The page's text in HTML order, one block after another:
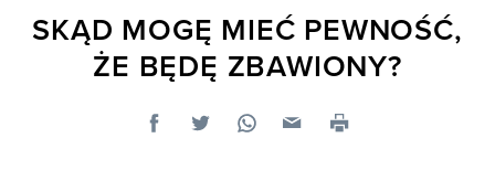
SKĄD MOGĘ MIEĆ PEWNOŚĆ,
ŻE BĘDĘ ZBAWIONY?